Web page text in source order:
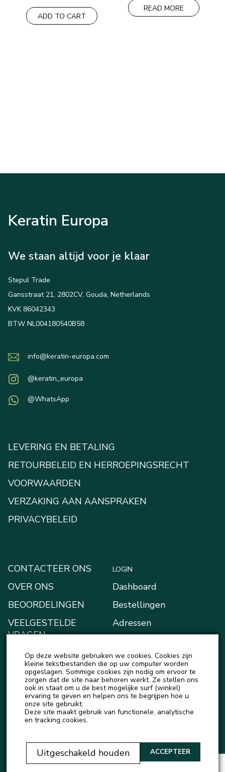
ADD TO CART
READ MORE
Keratin Europa
We staan altijd voor je klaar
Stepul Trade
Gansstraat 21, 2802CV, Gouda, Netherlands
KVK 86042343
BTW NL004180540B58
info@keratin-europa.com
@keratin_europa
@WhatsApp
LEVERING EN BETALING
RETOURBELEID EN HERROEPINGSRECHT
VOORWAARDEN
VERZAKING AAN AANSPRAKEN
PRIVACYBELEID
CONTACTEER ONS
OVER ONS
BEOORDELINGEN
VEELGESTELDE
VRAGEN
BLOGGEN
NIEUWS
LOGIN
Dashboard
Bestellingen
Adressen
Mijn Kluis
Account details
Uitloggen
Op deze website gebruiken we cookies. Cookies zijn
kleine tekstbestanden die op uw computer worden
opgeslagen. Sommige cookies zijn nodig om ervoor te
zorgen dat de site naar behoren werkt. Ze stellen ons
ook in staat om u de best mogelijke surf (winkel)
ervaring te geven en helpen ons te begrijpen hoe u
onze site gebruikt.
Deze site maakt gebruik van functionele, analytische
en tracking cookies.
ACCEPTEER
Uitgeschakeld houden